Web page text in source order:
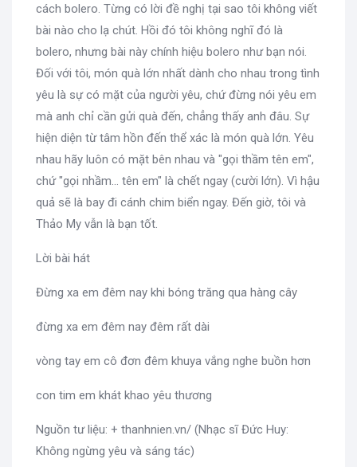
cách bolero. Từng có lời đề nghị tại sao tôi không viết
bài nào cho lạ chút. Hồi đó tôi không nghĩ đó là
bolero, nhưng bài này chính hiệu bolero như bạn nói.
Đối với tôi, món quà lớn nhất dành cho nhau trong tình
yêu là sự có mặt của người yêu, chứ đừng nói yêu em
mà anh chỉ cần gửi quà đến, chẳng thấy anh đâu. Sự
hiện diện từ tâm hồn đến thể xác là món quà lớn. Yêu
nhau hãy luôn có mặt bên nhau và "gọi thầm tên em",
chứ "gọi nhầm… tên em" là chết ngay (cười lớn). Vì hậu
quả sẽ là bay đi cánh chim biển ngay. Đến giờ, tôi và
Thảo My vẫn là bạn tốt.
Lời bài hát
Đừng xa em đêm nay khi bóng trăng qua hàng cây
đừng xa em đêm nay đêm rất dài
vòng tay em cô đơn đêm khuya vắng nghe buồn hơn
con tim em khát khao yêu thương
Nguồn tư liệu: + thanhnien.vn/ (Nhạc sĩ Đức Huy:
Không ngừng yêu và sáng tác)